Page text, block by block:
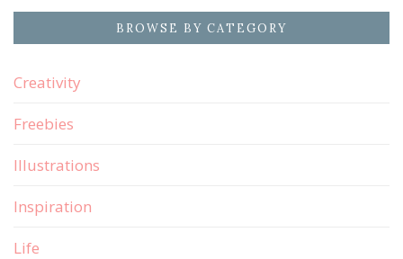
BROWSE BY CATEGORY
Creativity
Freebies
Illustrations
Inspiration
Life